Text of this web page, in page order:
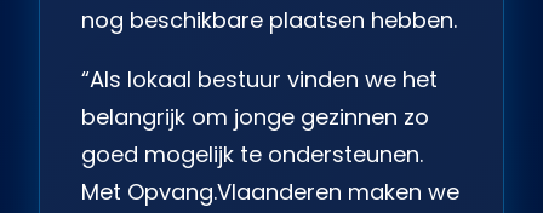
nog beschikbare plaatsen hebben.
“Als lokaal bestuur vinden we het
belangrijk om jonge gezinnen zo
goed mogelijk te ondersteunen.
Met Opvang.Vlaanderen maken we